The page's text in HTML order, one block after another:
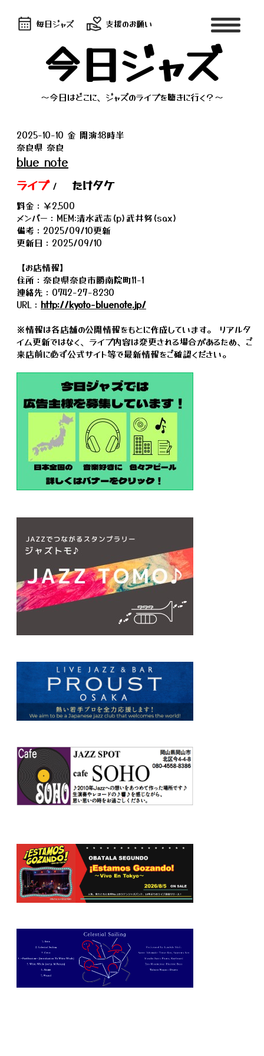
毎日ジャズ 支援のお願い
今日ジャズ
～今日はどこに、ジャズのライブを聴きに行く？～
2025-10-10 金 開演:18時半
奈良県 奈良
blue note
ライブ/ たけタケ
料金：￥2,500
メンバー：MEM:清水武志(p)武井努(sax)
備考：2025/09/10更新
更新日：2025/09/10
【お店情報】
住所：奈良県奈良市勝南院町11-1
連絡先：0742-27-8230
URL： http://kyoto-bluenote.jp/
※情報は各店舗の公開情報をもとに作成しています。 リアルタ
イム更新ではなく、ライブ内容は変更される場合があるため、ご
来店前に必ず公式サイト等で最新情報をご確認ください。